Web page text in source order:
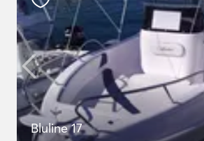
Bluline 17